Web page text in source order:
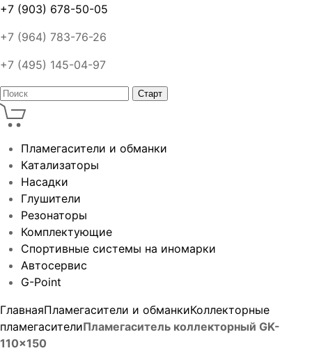
+7 (903) 678-50-05
+7 (964) 783-76-26
+7 (495) 145-04-97
Пламегасители и обманки
Катализаторы
Насадки
Глушители
Резонаторы
Комплектующие
Спортивные системы на иномарки
Автосервис
G-Point
ГлавнаяПламегасители и обманкиКоллекторные
пламегасителиПламегаситель коллекторный GK-
110x150